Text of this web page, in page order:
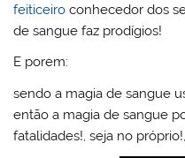
feiticeiro conhecedor dos
de sangue faz prodígios!
E porem:
sendo a magia de sangue
então a magia de sangue
fatalidades!, seja no